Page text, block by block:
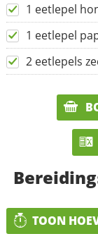
1 eetlepel
1 eetlepel
2 eetlepels
TOON